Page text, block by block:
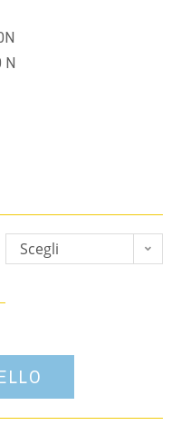
N
Scegli